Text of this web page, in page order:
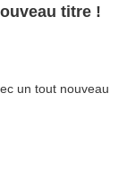
titre !